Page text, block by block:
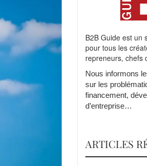
B2B Guide est un
pour tous les
repreneurs, chefs
Nous informons
sur les
financement,
d’entreprise…
ARTICLES